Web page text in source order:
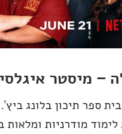
– מיסטר
ספר תיכון בלונג
מודרניות ומלאות